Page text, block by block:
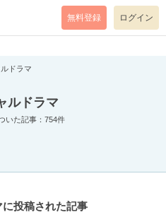
mode=return level=notice
無料登録 ログイン
ドラマ
ルドラマ
いた記事：754件
に投稿された記事